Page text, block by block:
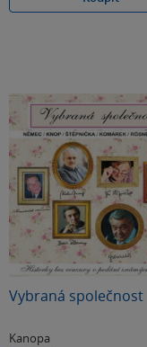
Vybraná společnost
Kanopa